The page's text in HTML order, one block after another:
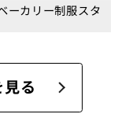
ーカリー制服スタ
る